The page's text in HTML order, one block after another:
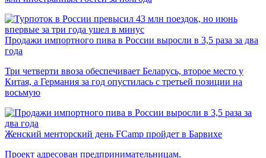
Продажи импортного пива в России выросли в 3,5 раза за два
года
Три четверти ввоза обеспечивает Беларусь, второе место у
Китая, а Германия за год опустилась с третьей позиции на
восьмую
Женский менторский день FCamp пройдет в Барвихе
Проект адресован предпринимательницам,